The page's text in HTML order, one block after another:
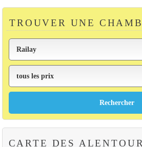
TROUVER UNE
CARTE DES